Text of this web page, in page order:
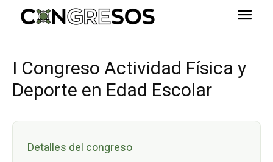
I Congreso Actividad Física y
Deporte en Edad Escolar
Detalles del congreso